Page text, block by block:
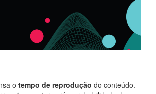
o tempo de reprodução do conteúdo.